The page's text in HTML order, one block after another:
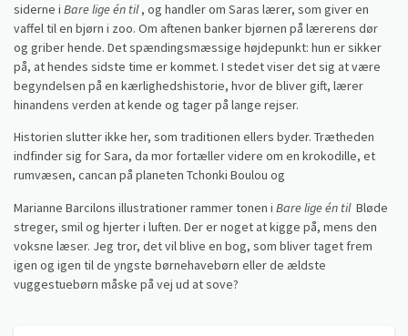
siderne i Bare lige én til, og handler om Saras lærer, som giver en
vaffel til en bjørn i zoo. Om aftenen banker bjørnen på lærerens dør
og griber hende. Det spændingsmæssige højdepunkt: hun er sikker
på, at hendes sidste time er kommet. I stedet viser det sig at være
begyndelsen på en kærlighedshistorie, hvor de bliver gift, lærer
hinandens verden at kende og tager på lange rejser.
Historien slutter ikke her, som traditionen ellers byder. Trætheden
indfinder sig for Sara, da mor fortæller videre om en krokodille, et
rumvæsen, cancan på planeten Tchonki Boulou og
Marianne Barcilons illustrationer rammer tonen i Bare lige én til Bløde
streger, smil og hjerter i luften. Der er noget at kigge på, mens den
voksne læser. Jeg tror, det vil blive en bog, som bliver taget frem
igen og igen til de yngste børnehavebørn eller de ældste
vuggestuebørn måske på vej ud at sove?